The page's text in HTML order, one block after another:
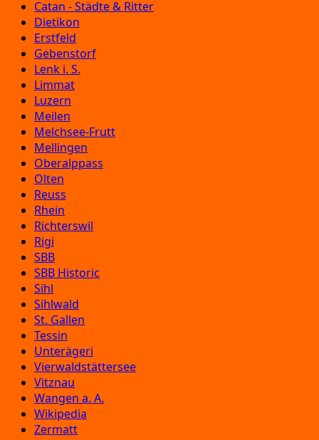
Catan - Städte & Ritter
Dietikon
Erstfeld
Gebenstorf
Lenk i. S.
Limmat
Luzern
Meilen
Melchsee-Frutt
Mellingen
Oberalppass
Olten
Reuss
Rhein
Richterswil
Rigi
SBB
SBB Historic
Sihl
Sihlwald
St. Gallen
Tessin
Unterägeri
Vierwaldstättersee
Vitznau
Wangen a. A.
Wikipedia
Zermatt